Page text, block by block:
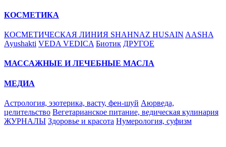
КОСМЕТИКА
КОСМЕТИЧЕСКАЯ ЛИНИЯ SHAHNAZ HUSAIN AASHA
Ayushakti VEDA VEDICA Биотик ДРУГОЕ
МАССАЖНЫЕ И ЛЕЧЕБНЫЕ МАСЛА
МЕДИА
Астрология, эзотерика, васту, фен-шуй Аюрведа,
целительство Вегетарианское питание, ведическая кулинария
ЖУРНАЛЫ Здоровье и красота Нумерология, суфизм